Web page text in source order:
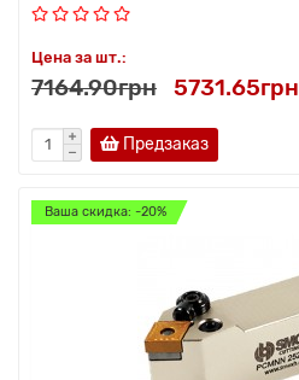
Цена за шт.:
7164.90грн 5731.65грн
Предзаказ
Ваша скидка: -20%